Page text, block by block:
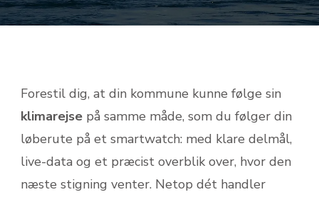
Forestil dig, at din kommune kunne følge sin
klimarejse på samme måde, som du følger din
løberute på et smartwatch: med klare delmål,
live-data og et præcist overblik over, hvor den
næste stigning venter. Netop dét handler